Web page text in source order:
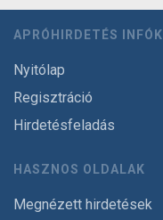
APRÓHIRDETÉS INFÓK
Nyitólap
Regisztráció
Hirdetésfeladás
HASZNOS OLDALAK
Megnézett hirdetések